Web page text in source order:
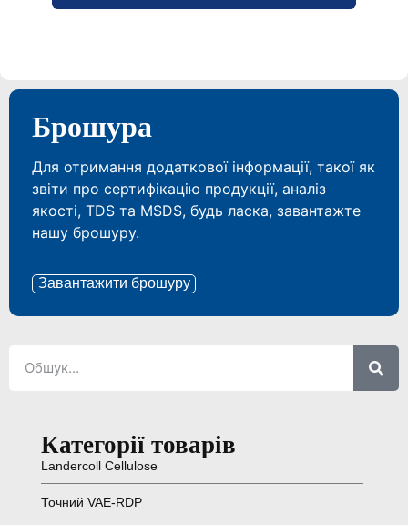
Брошура
Для отримання додаткової інформації, такої як
звіти про сертифікацію продукції, аналіз
якості, TDS та MSDS, будь ласка, завантажте
нашу брошуру.
Завантажити брошуру
Категорії товарів
Landercoll Cellulose
Точний VAE-RDP